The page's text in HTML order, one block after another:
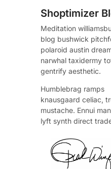
Shoptimizer
Meditation
blog bushwick
polaroid austin
narwhal taxidermy
gentrify aesthetic.
Humblebrag ramps
knausgaard celiac,
mustache. Ennui
lyft synth direct